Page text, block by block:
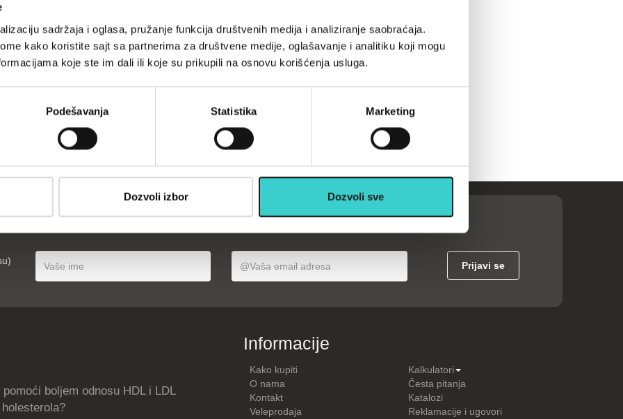
sadržaja i oglasa, pružanje funkcija društvenih medija i analiziranje saobraćaja.
kako koristite sajt sa partnerima za društvene medije, oglašavanje i analitiku koji mogu
koje ste im dali ili koje su prikupili na osnovu korišćenja usluga.
Podešavanja Statistika Marketing
Dozvoli izbor Dozvoli sve
fitnes
RING pilates fitnes
LKW-1223-0,5 kg
akcijama, treninzima
boljem odnosu HDL i LDL
holesterola?
Informacije
Kako kupiti
Kalkulatori
O nama
Česta pitanja
Kontakt
Katalozi
Veleprodaja
Reklamacije i ugovori